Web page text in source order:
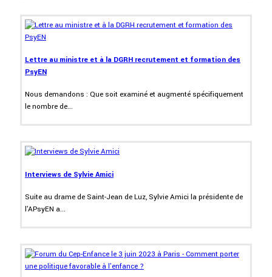
Lettre au ministre et à la DGRH recrutement et formation des
PsyEN
Nous demandons : Que soit examiné et augmenté spécifiquement
le nombre de...
Interviews de Sylvie Amici
Suite au drame de Saint-Jean de Luz, Sylvie Amici la présidente de
l'APsyEN a...